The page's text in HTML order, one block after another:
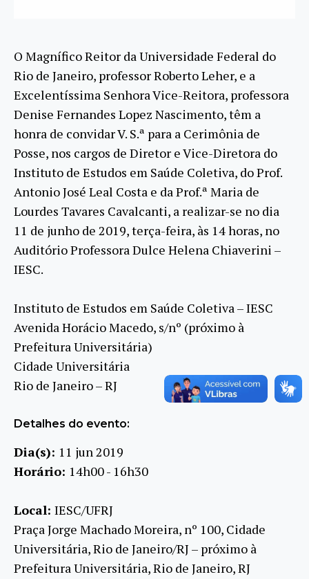
O Magnífico Reitor da Universidade Federal do
Rio de Janeiro, professor Roberto Leher, e a
Excelentíssima Senhora Vice-Reitora, professora
Denise Fernandes Lopez Nascimento, têm a
honra de convidar V. S.ª para a Cerimônia de
Posse, nos cargos de Diretor e Vice-Diretora do
Instituto de Estudos em Saúde Coletiva, do Prof.
Antonio José Leal Costa e da Prof.ª Maria de
Lourdes Tavares Cavalcanti, a realizar-se no dia
11 de junho de 2019, terça-feira, às 14 horas, no
Auditório Professora Dulce Helena Chiaverini –
IESC.
Instituto de Estudos em Saúde Coletiva – IESC
Avenida Horácio Macedo, s/nº (próximo à
Prefeitura Universitária)
Cidade Universitária
Rio de Janeiro – RJ
Detalhes do evento:
Dia(s): 11 jun 2019
Horário: 14h00 - 16h30
Local: IESC/UFRJ
Praça Jorge Machado Moreira, nº 100, Cidade
Universitária, Rio de Janeiro/RJ – próximo à
Prefeitura Universitária, Rio de Janeiro, RJ